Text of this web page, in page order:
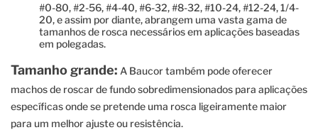
#0-80, #2-56, #4-40, #6-32, #8-32, #10-24, #12-24, 1/4-
20, e assim por diante, abrangem uma vasta gama de
tamanhos de rosca necessários em aplicações baseadas
em polegadas.
Tamanho grande: A Baucor também pode oferecer
machos de roscar de fundo sobredimensionados para aplicações
específicas onde se pretende uma rosca ligeiramente maior
para um melhor ajuste ou resistência.